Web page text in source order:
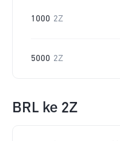
1000 2Z
5000 2Z
BRL ke 2Z